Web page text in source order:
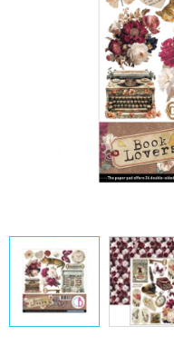
MOJE OBJEDNÁVKA
Kontakty
Hodnocení obchodu
Podmínky ochrany